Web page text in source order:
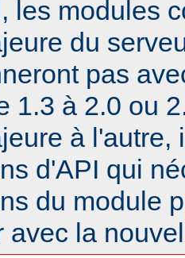
les modules
du
pas
1.3 à 2.0 ou
à l'autre,
d'API qui
du module
avec la